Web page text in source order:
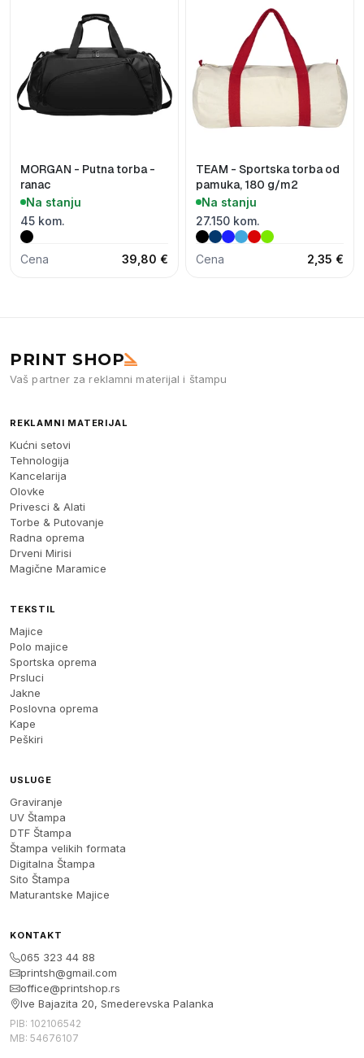
MORGAN - Putna torba -
ranac
Na stanju
45 kom.
Cena 39,80 €
TEAM - Sportska torba od
pamuka, 180 g/m2
Na stanju
27.150 kom.
Cena 2,35 €
PRINT SHOP
Vaš partner za reklamni materijal i štampu
REKLAMNI MATERIJAL
Kućni setovi
Tehnologija
Kancelarija
Olovke
Privesci & Alati
Torbe & Putovanje
Radna oprema
Drveni Mirisi
Magične Maramice
TEKSTIL
Majice
Polo majice
Sportska oprema
Prsluci
Jakne
Poslovna oprema
Kape
Peškiri
USLUGE
Graviranje
UV Štampa
DTF Štampa
Štampa velikih formata
Digitalna Štampa
Sito Štampa
Maturantske Majice
KONTAKT
065 323 44 88
printsh@gmail.com
office@printshop.rs
Ive Bajazita 20, Smederevska Palanka
PIB: 102106542
MB: 54676107